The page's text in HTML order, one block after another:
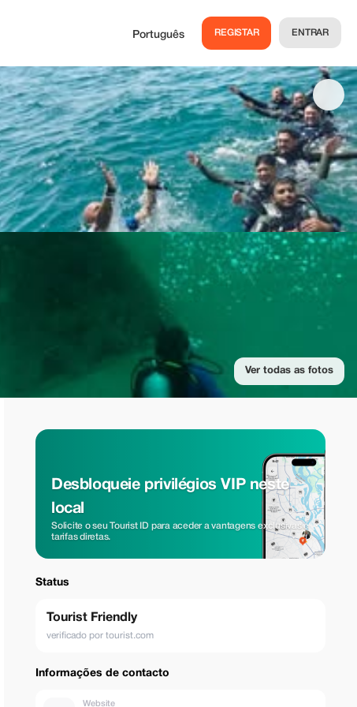
Português REGISTAR ENTRAR
Ver todas as fotos
Desbloqueie privilégios VIP neste
local
Solicite o seu Tourist ID para aceder a vantagens exclusivas e
tarifas diretas.
Status
Tourist Friendly
verificado por tourist.com
Informações de contacto
Website